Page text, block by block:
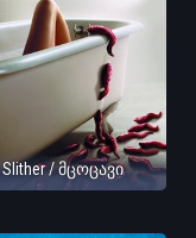
Slither / მცოცავი